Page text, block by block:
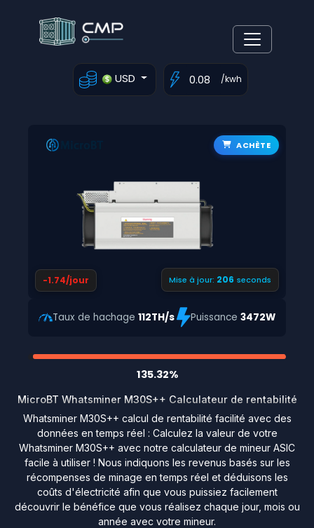
USD /kwh
ACHÈTE
-1.74/jour Mise à jour: 205 seconds
Taux de hachage 112TH/s Puissance3472W
135.32%
MicroBT Whatsminer M30S++ Calculateur de rentabilité
Whatsminer M30S++ calcul de rentabilité facilité avec des
données en temps réel : Calculez la valeur de votre
Whatsminer M30S++ avec notre calculateur de mineur ASIC
facile à utiliser ! Nous indiquons les revenus basés sur les
récompenses de minage en temps réel et déduisons les
coûts d'électricité afin que vous puissiez facilement
découvrir le bénéfice que vous réalisez chaque jour, mois ou
année avec votre mineur.